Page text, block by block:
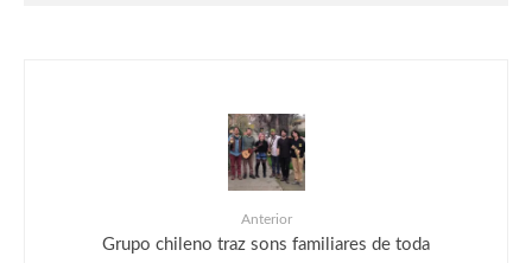
Anterior
Grupo chileno traz sons familiares de toda